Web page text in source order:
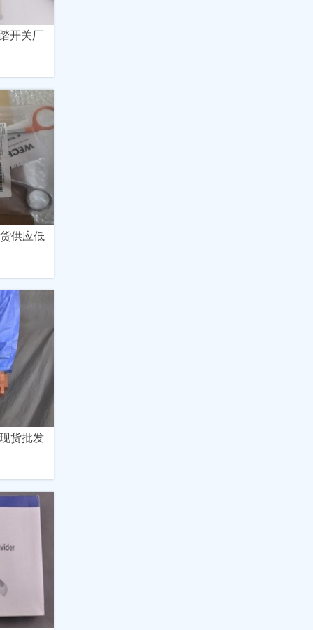
开关厂
供应低
货批发